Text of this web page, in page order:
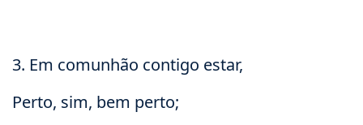
3. Em comunhão contigo estar,
Perto, sim, bem perto;